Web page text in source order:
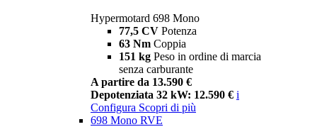
Hypermotard 698 Mono
77,5 CV Potenza
63 Nm Coppia
151 kg Peso in ordine di marcia
senza carburante
A partire da 13.590 €
Depotenziata 32 kW: 12.590 € i
Configura Scopri di più
698 Mono RVE